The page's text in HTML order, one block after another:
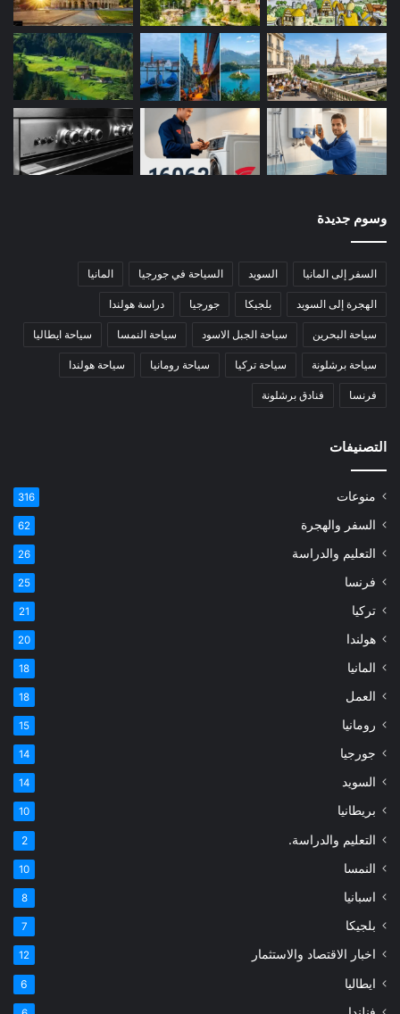
وسوم جديدة
السفر إلى المانيا السويد السياحة في جورجيا المانيا
الهجرة إلى السويد بلجيكا جورجيا دراسة هولندا
سياحة البحرين سياحة الجبل الاسود سياحة النمسا سياحة ايطاليا
سياحة برشلونة سياحة تركيا سياحة رومانيا سياحة هولندا
فرنسا فنادق برشلونة
التصنيفات
منوعات 316
السفر والهجرة 62
التعليم والدراسة 26
فرنسا 25
تركيا 21
هولندا 20
المانيا 18
العمل 18
رومانيا 15
جورجيا 14
السويد 14
بريطانيا 10
التعليم والدراسة. 2
النمسا 10
اسبانيا 8
بلجيكا 7
اخبار الاقتصاد والاستثمار 12
ايطاليا 6